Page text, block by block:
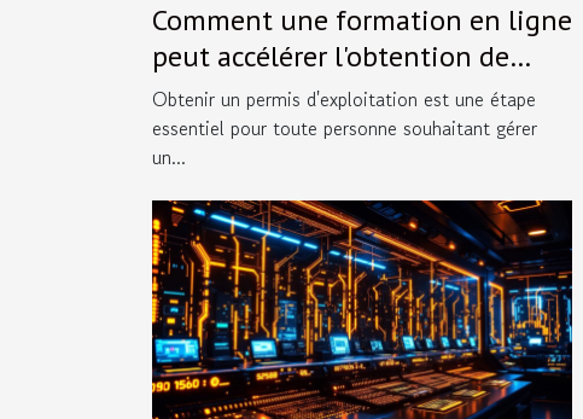
Comment une formation en ligne
peut accélérer l'obtention de
votre permis d'exploitation ?
Obtenir un permis d'exploitation est une étape
essentiel pour toute personne souhaitant gérer
un...